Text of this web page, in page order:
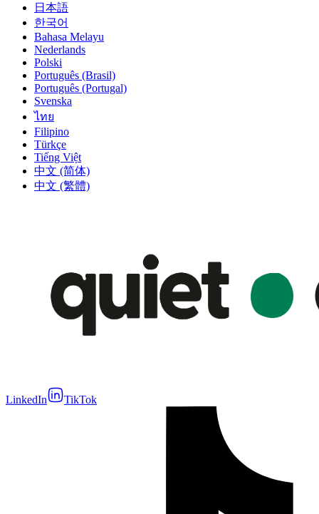
日本語
한국어
Bahasa Melayu
Nederlands
Polski
Português (Brasil)
Português (Portugal)
Svenska
ไทย
Filipino
Türkçe
Tiếng Việt
中文 (简体)
中文 (繁體)
LinkedIn TikTok